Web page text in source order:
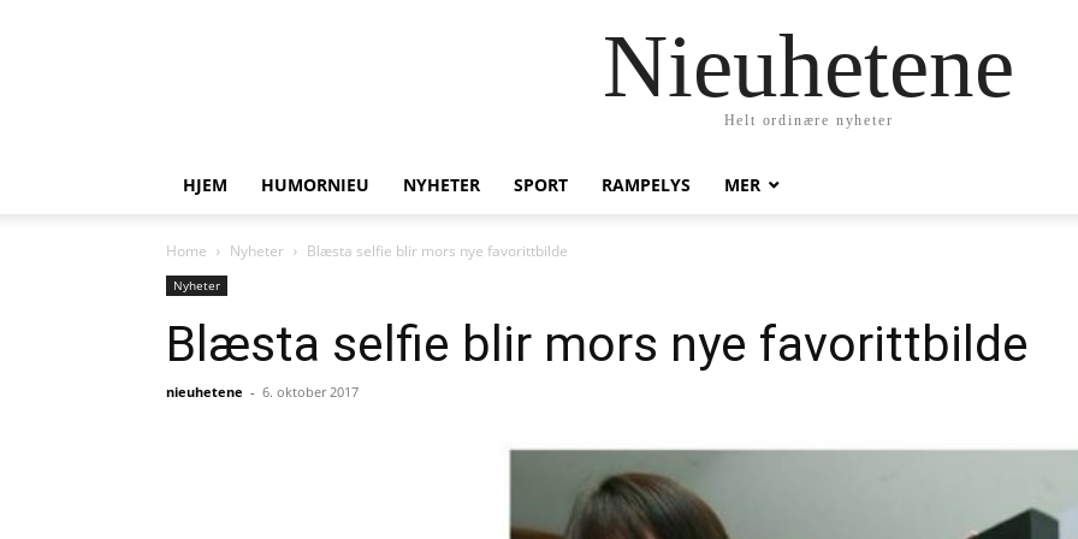
Nieuhetene
Helt ordinære nyheter
HJEM HUMORNIEU NYHETER SPORT RAMPELYS MER
Home Nyheter Blæsta selfie blir mors nye favorittbilde
Nyheter
Blæsta selfie blir mors nye favorittbilde
nieuhetene - 6. oktober 2017